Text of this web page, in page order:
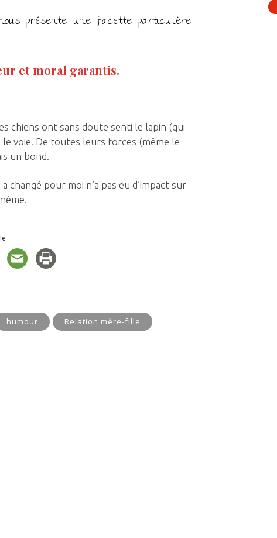
présente une facette particulière
et moral garantis.
chiens ont sans doute senti le lapin (qui
le voie. De toutes leurs forces (même le
un bond.
changé pour moi n’a pas eu d’impact sur
humour
Relation mère-fille